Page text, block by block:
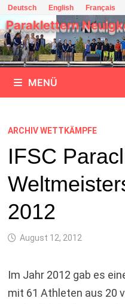
Zum
Inhalt
springen
Deutsch English Français
Paraklettern
MENÜ
ARCHIV WETTKÄMPFE
IFSC
2012
August 12, 2012
Im Jahr 2012 gab es
mit 61 Athleten aus 20